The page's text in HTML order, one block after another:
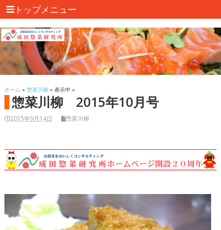
トップメニュー
ホーム » 惣菜川柳» 表示中 »
惣菜川柳 2015年10月号
2015年9月14日 惣菜川柳